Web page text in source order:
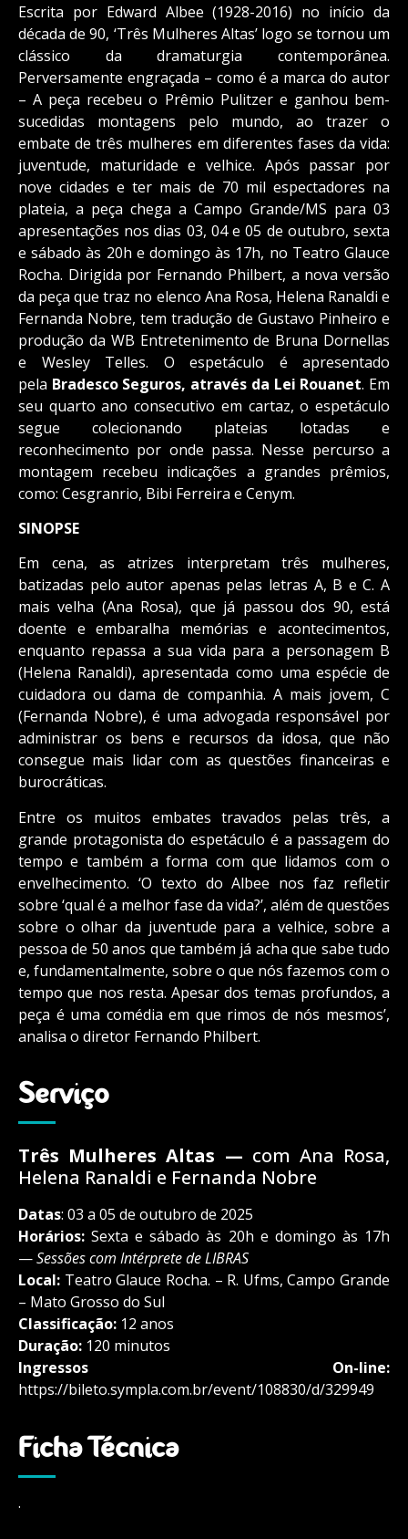
Escrita por Edward Albee (1928-2016) no início da
década de 90, ‘Três Mulheres Altas’ logo se tornou um
clássico da dramaturgia contemporânea.
Perversamente engraçada – como é a marca do autor
– A peça recebeu o Prêmio Pulitzer e ganhou bem-
sucedidas montagens pelo mundo, ao trazer o
embate de três mulheres em diferentes fases da vida:
juventude, maturidade e velhice. Após passar por
nove cidades e ter mais de 70 mil espectadores na
plateia, a peça chega a Campo Grande/MS para 03
apresentações nos dias 03, 04 e 05 de outubro, sexta
e sábado às 20h e domingo às 17h, no Teatro Glauce
Rocha. Dirigida por Fernando Philbert, a nova versão
da peça que traz no elenco Ana Rosa, Helena Ranaldi e
Fernanda Nobre, tem tradução de Gustavo Pinheiro e
produção da WB Entretenimento de Bruna Dornellas
e Wesley Telles. O espetáculo é apresentado
pela Bradesco Seguros, através da Lei Rouanet. Em
seu quarto ano consecutivo em cartaz, o espetáculo
segue colecionando plateias lotadas e
reconhecimento por onde passa. Nesse percurso a
montagem recebeu indicações a grandes prêmios,
como: Cesgranrio, Bibi Ferreira e Cenym.
SINOPSE
Em cena, as atrizes interpretam três mulheres,
batizadas pelo autor apenas pelas letras A, B e C. A
mais velha (Ana Rosa), que já passou dos 90, está
doente e embaralha memórias e acontecimentos,
enquanto repassa a sua vida para a personagem B
(Helena Ranaldi), apresentada como uma espécie de
cuidadora ou dama de companhia. A mais jovem, C
(Fernanda Nobre), é uma advogada responsável por
administrar os bens e recursos da idosa, que não
consegue mais lidar com as questões financeiras e
burocráticas.
Entre os muitos embates travados pelas três, a
grande protagonista do espetáculo é a passagem do
tempo e também a forma com que lidamos com o
envelhecimento. ‘O texto do Albee nos faz refletir
sobre ‘qual é a melhor fase da vida?’, além de questões
sobre o olhar da juventude para a velhice, sobre a
pessoa de 50 anos que também já acha que sabe tudo
e, fundamentalmente, sobre o que nós fazemos com o
tempo que nos resta. Apesar dos temas profundos, a
peça é uma comédia em que rimos de nós mesmos’,
analisa o diretor Fernando Philbert.
Serviço
Três Mulheres Altas — com Ana Rosa,
Helena Ranaldi e Fernanda Nobre
Datas: 03 a 05 de outubro de 2025
Horários: Sexta e sábado às 20h e domingo às 17h
—Sessões com Intérprete de LIBRAS
Local: Teatro Glauce Rocha. – R. Ufms, Campo Grande
– Mato Grosso do Sul
Classificação: 12 anos
Duração: 120 minutos
Ingressos On-line:
https://bileto.sympla.com.br/event/108830/d/329949
Ficha Técnica
.